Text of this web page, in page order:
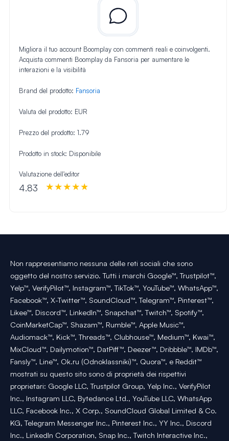
Migliora il tuo account Boomplay con commenti reali e coinvolgenti.
Acquista commenti Boomplay da Fansoria per aumentare le
interazioni e la visibilità
Brand del prodotto: Fansoria
Valuta del prodotto: EUR
Prezzo del prodotto: 1.79
Prodotto in stock: Disponibile
Valutazione dell'editor
4.83
Non rappresentiamo nessuna delle reti sociali che sono
oggetto del nostro servizio. Tutti i marchi Google™, Trustpilot™,
Yelp™, VerifyPilot™, Instagram™, TikTok™, YouTube™, WhatsApp™,
Facebook™, X-Twitter™, SoundCloud™, Telegram™, Pinterest™,
Likee™, Discord™, LinkedIn™, Snapchat™, Twitch™, Spotify™,
CoinMarketCap™, Shazam™, Rumble™, Apple Music™,
Audiomack™, Kick™, Threads™, Clubhouse™, Medium™, Kwai™,
MixCloud™, Dailymotion™, DatPiff™, Deezer™, Dribbble™, IMDb™,
Fansly™, Line™, Ok.ru (Odnoklassniki)™, Quora™, e Reddit™
mostrati su questo sito sono di proprietà dei rispettivi
proprietari: Google LLC, Trustpilot Group, Yelp Inc., VerifyPilot
Inc., Instagram LLC, Bytedance Ltd., YouTube LLC, WhatsApp
LLC, Facebook Inc., X Corp., SoundCloud Global Limited & Co.
KG, Telegram Messenger Inc., Pinterest Inc., YY Inc., Discord
Inc., LinkedIn Corporation, Snap Inc., Twitch Interactive Inc.,